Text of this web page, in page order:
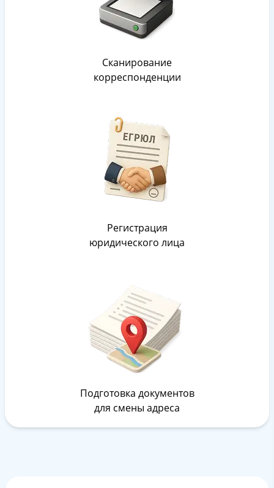
Сканирование
корреспонденции
Регистрация
юридического лица
Подготовка документов
для смены адреса